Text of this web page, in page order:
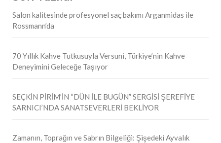
Salon kalitesinde profesyonel saç bakımı Arganmidas ile
Rossmann’da
70 Yıllık Kahve Tutkusuyla Versuni, Türkiye’nin Kahve
Deneyimini Geleceğe Taşıyor
SEÇKİN PİRİM’İN “DÜN İLE BUGÜN” SERGİSİ ŞEREFİYE
SARNICI’NDA SANATSEVERLERİ BEKLİYOR
Zamanın, Toprağın ve Sabrın Bilgeliği: Şişedeki Ayvalık